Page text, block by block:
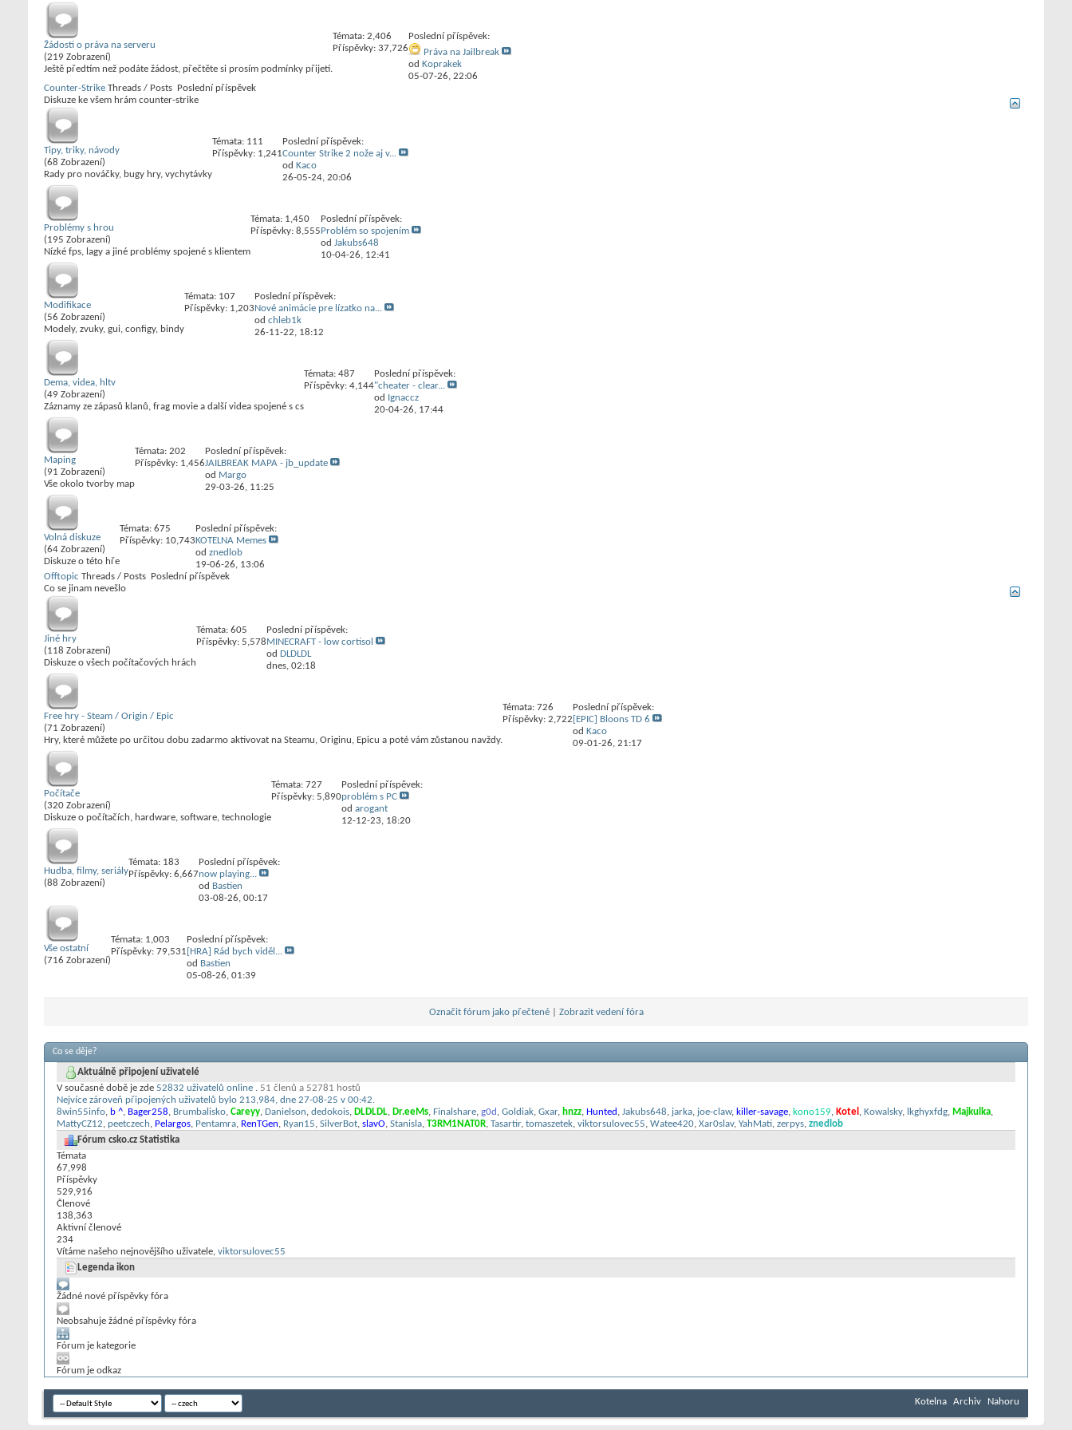
Žádosti o práva na serveru
(219 Zobrazení)
Ještě předtím než podáte žádost, přečtěte si prosím podmínky přijetí.
Témata: 2,406
Příspěvky: 37,726
Poslední příspěvek:
Práva na Jailbreak
od Koprakek
05-07-26, 22:06
Counter-Strike Threads / Posts Poslední příspěvek
Diskuze ke všem hrám counter-strike
Tipy, triky, návody
(68 Zobrazení)
Rady pro nováčky, bugy hry, vychytávky
Témata: 111
Příspěvky: 1,241
Poslední příspěvek:
Counter Strike 2 nože aj v...
od Kaco
26-05-24, 20:06
Problémy s hrou
(195 Zobrazení)
Nízké fps, lagy a jiné problémy spojené s klientem
Témata: 1,450
Příspěvky: 8,555
Poslední příspěvek:
Problém so spojením
od Jakubs648
10-04-26, 12:41
Modifikace
(56 Zobrazení)
Modely, zvuky, gui, configy, bindy
Témata: 107
Příspěvky: 1,203
Poslední příspěvek:
Nové animácie pre lízatko na...
od chleb1k
26-11-22, 18:12
Dema, videa, hltv
(49 Zobrazení)
Záznamy ze zápasů klanů, frag movie a další videa spojené s cs
Témata: 487
Příspěvky: 4,144
Poslední příspěvek:
"cheater - clear...
od Ignaccz
20-04-26, 17:44
Maping
(91 Zobrazení)
Vše okolo tvorby map
Témata: 202
Příspěvky: 1,456
Poslední příspěvek:
JAILBREAK MAPA - jb_update
od Margo
29-03-26, 11:25
Volná diskuze
(64 Zobrazení)
Diskuze o této hře
Témata: 675
Příspěvky: 10,743
Poslední příspěvek:
KOTELNA Memes
od znedlob
19-06-26, 13:06
Offtopic Threads / Posts Poslední příspěvek
Co se jinam nevešlo
Jiné hry
(118 Zobrazení)
Diskuze o všech počítačových hrách
Témata: 605
Příspěvky: 5,578
Poslední příspěvek:
MINECRAFT - low cortisol
od DLDLDL
dnes, 02:18
Free hry - Steam / Origin / Epic
(71 Zobrazení)
Hry, které můžete po určitou dobu zadarmo aktivovat na Steamu, Originu, Epicu a poté vám zůstanou navždy.
Témata: 726
Příspěvky: 2,722
Poslední příspěvek:
[EPIC] Bloons TD 6
od Kaco
09-01-26, 21:17
Počítače
(320 Zobrazení)
Diskuze o počítačích, hardware, software, technologie
Témata: 727
Příspěvky: 5,890
Poslední příspěvek:
problém s PC
od arogant
12-12-23, 18:20
Hudba, filmy, seriály
(88 Zobrazení)
Témata: 183
Příspěvky: 6,667
Poslední příspěvek:
now playing...
od Bastien
03-08-26, 00:17
Vše ostatní
(716 Zobrazení)
Témata: 1,003
Příspěvky: 79,531
Poslední příspěvek:
[HRA] Rád bych viděl...
od Bastien
05-08-26, 01:39
Označit fórum jako přečtené| Zobrazit vedení fóra
Co se děje?
Aktuálně připojení uživatelé
V současné době je zde 52832 uživatelů online . 51 členů a 52781 hostů
Nejvíce zároveň připojených uživatelů bylo 213,984, dne 27-08-25 v 00:42.
8win55info, b ^, Bager258, Brumbalisko, Careyy, Danielson, dedokois, DLDLDL, Dr.eeMs, Finalshare, g0d , Goldiak, Gxar, hnzz, Hunted , Jakubs648, jarka, joe-claw, killer-savage, kono159, Kotel , Kowalsky, lkghyxfdg, Majkulka,
MattyCZ12, peetczech, Pelargos, Pentamra, RenTGen, Ryan15, SilverBot, slavO, Stanisla, T3RM1NAT0R, Tasartir, tomaszetek, viktorsulovec55, Watee420, Xar0slav, YahMati, zerpys, znedlob
Fórum csko.cz Statistika
Témata
67,998
Příspěvky
529,916
Členové
138,363
Aktivní členové
234
Vítáme našeho nejnovějšího uživatele, viktorsulovec55
Legenda ikon
Žádné nové příspěvky fóra
Neobsahuje žádné příspěvky fóra
Fórum je kategorie
Fórum je odkaz
Kotelna Archiv Nahoru